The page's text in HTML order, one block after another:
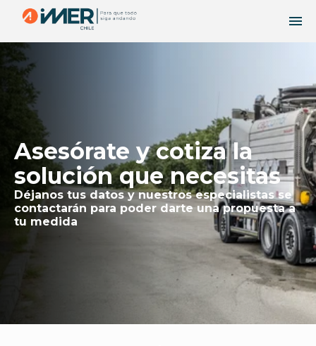
Asesórate y cotiza la
solución que necesitas
Déjanos tus datos y nuestros especialistas se
contactarán para poder darte una propuesta a
tu medida